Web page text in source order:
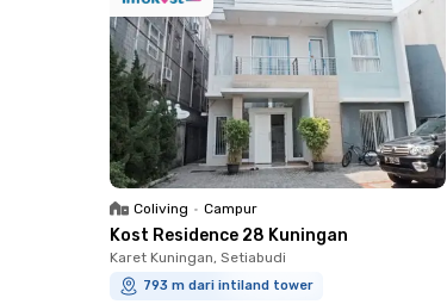
Coliving • Campur
Kost Residence 28 Kuningan
Karet Kuningan, Setiabudi
793 m dari intiland tower